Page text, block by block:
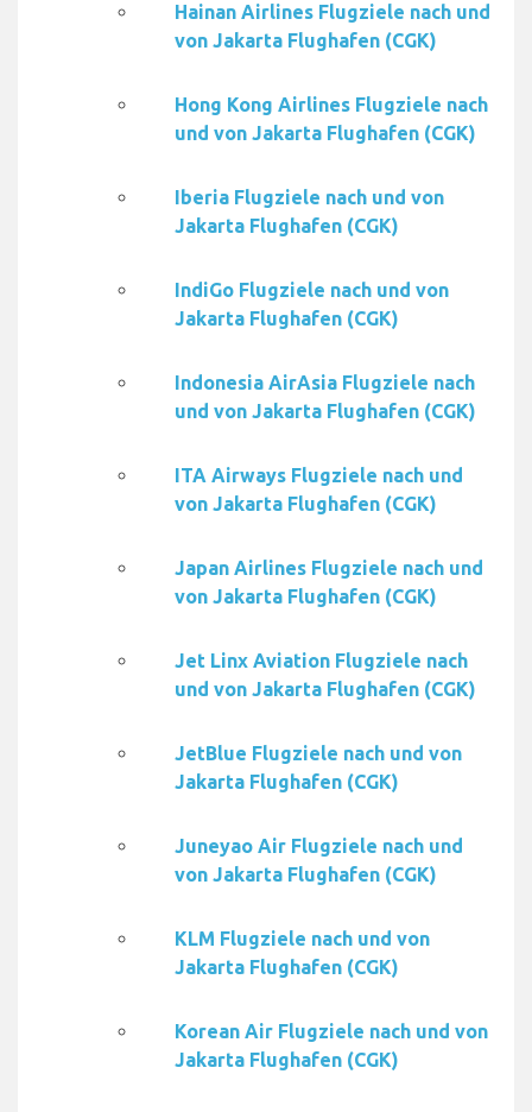
Hainan Airlines Flugziele nach und
von Jakarta Flughafen (CGK)
Hong Kong Airlines Flugziele nach
und von Jakarta Flughafen (CGK)
Iberia Flugziele nach und von
Jakarta Flughafen (CGK)
IndiGo Flugziele nach und von
Jakarta Flughafen (CGK)
Indonesia AirAsia Flugziele nach
und von Jakarta Flughafen (CGK)
ITA Airways Flugziele nach und
von Jakarta Flughafen (CGK)
Japan Airlines Flugziele nach und
von Jakarta Flughafen (CGK)
Jet Linx Aviation Flugziele nach
und von Jakarta Flughafen (CGK)
JetBlue Flugziele nach und von
Jakarta Flughafen (CGK)
Juneyao Air Flugziele nach und
von Jakarta Flughafen (CGK)
KLM Flugziele nach und von
Jakarta Flughafen (CGK)
Korean Air Flugziele nach und von
Jakarta Flughafen (CGK)